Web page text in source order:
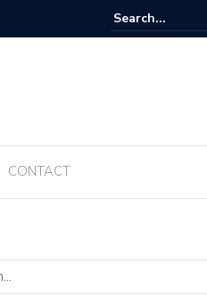
ប្រចាំឆ្នាំ ២០២៥ ត្រូវបានធ្វើឡើងម្តងទៀ
CONTACT